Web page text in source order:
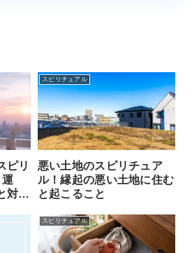
ピリ
対処
スピリチュアル
悪い土地のスピリチュア
ル！縁起の悪い土地に住む
と起こること
スピリチュアル